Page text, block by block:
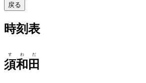
戻る
時刻表
須和田
すわだ